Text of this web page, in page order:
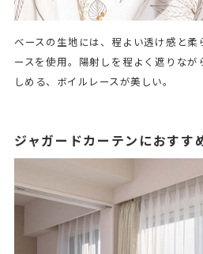
ベースの生地には、程よい透け感と
ースを使用。陽射しを程よく遮りな
しめる、ボイルレースが美しい。
ジャガードカーテンにおすす